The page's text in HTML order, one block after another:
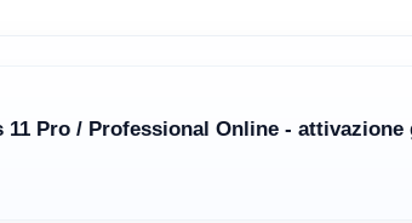
11 Pro / Professional Online - attivazione